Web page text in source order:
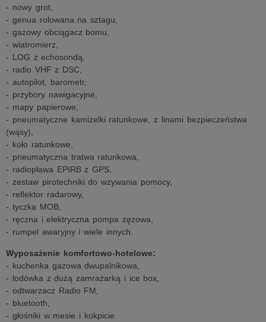
- nowy grot,
- genua rolowana na sztagu,
- gazowy obciągacz bomu,
- wiatromierz,
- LOG z echosondą,
- radio VHF z DSC,
- autopilot, barometr,
- przybory nawigacyjne,
- mapy papierowe,
- pneumatyczne kamizelki ratunkowe, z linami bezpieczeństwa
(wąsy),
- koło ratunkowe,
- pneumatyczna tratwa ratunkowa,
- radiopława EPIRB z GPS,
- zestaw pirotechniki do wzywania pomocy,
- reflektor radarowy,
- tyczka MOB,
- ręczna i elektryczna pompa zęzowa,
- rumpel awaryjny i wiele innych.
Wyposażenie komfortowo-hotelowe:
- kuchenka gazowa dwupalnikowa,
- lodówka z dużą zamrażarką i ice box,
- odtwarzacz Radio FM,
- bluetooth,
- głośniki w mesie i kokpicie.